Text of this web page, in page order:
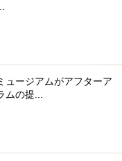
ュージアムがアフターア
ムの提...